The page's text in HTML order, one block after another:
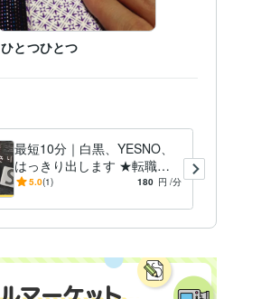
ひとつひとつ
最短10分｜白黒、YESNO、
はっきり出します ★転職・
就職、お仕事関係白黒つけま
5.0(1) 180 円 /分